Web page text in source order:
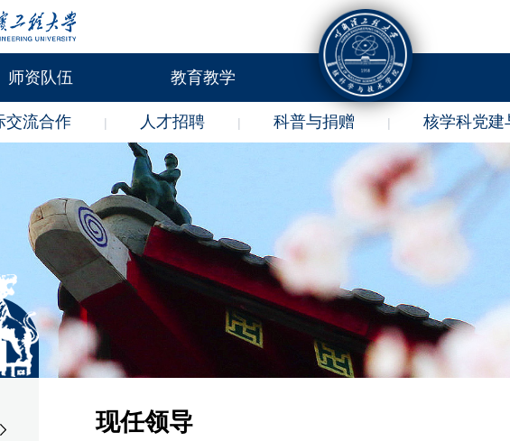
师资队伍 教育教学
交流合作 | 人才招聘 | 科普与捐赠 | 核学科党建
现任领导